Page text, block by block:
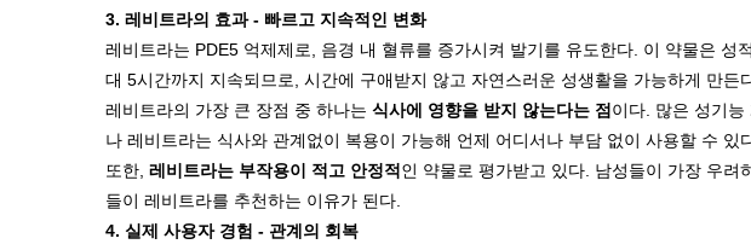
3. 레비트라의 효과 - 빠르고 지속적인 변화
레비트라는 PDE5 억제제로, 음경 내 혈류를 증가시켜 발기를 유도한다. 이 약물은
대 5시간까지 지속되므로, 시간에 구애받지 않고 자연스러운 성생활을 가능하게 만든
레비트라의 가장 큰 장점 중 하나는 식사에 영향을 받지 않는다는 점 이다. 많은 성기
나 레비트라는 식사와 관계없이 복용이 가능해 언제 어디서나 부담 없이 사용할 수 있
또한, 레비트라는 부작용이 적고 안정적 인 약물로 평가받고 있다. 남성들이 가장 우
들이 레비트라를 추천하는 이유가 된다.
4. 실제 사용자 경험 - 관계의 회복